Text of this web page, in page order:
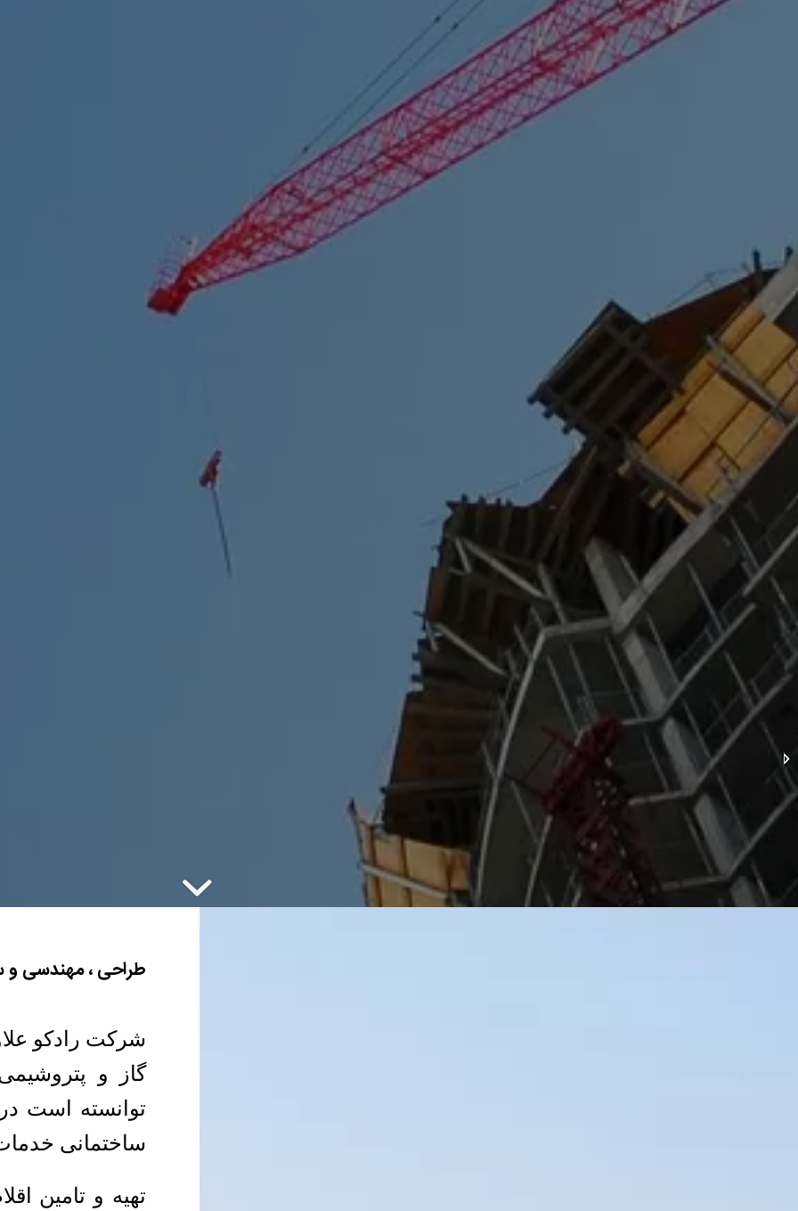
طراحی ، مهندسی
شرکت رادکو
گاز و
توانسته است
ساختمانی
تهیه و تامین
طراحی ،مهندسی و
ساخت چیلر های هوا خنک